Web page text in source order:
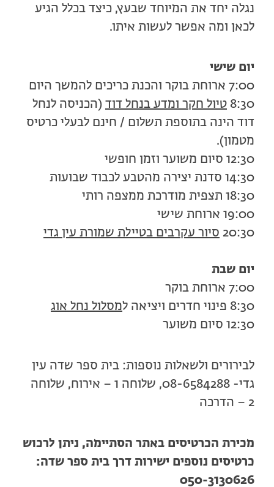
נגלה יחד את המיוחד שבעץ, כיצד בכלל הגיע
לכאן ומה אפשר לעשות איתו.
יום שישי
7:00 ארוחת בוקר והכנת כריכים להמשך היום
8:30 טיול חקר ומדע בנחל דוד (הכניסה לנחל
דוד הינה בתוספת תשלום / חינם לבעלי כרטיס
מטמון).
12:30 סיום משוער וזמן חופשי
14:30 סדנת יצירה מהטבע לכבוד שבועות
18:30 תצפית מודרכת ממצפה רותי
19:00 ארוחת שישי
20:30 סיור עקרבים בטיילת שמורת עין גדי
יום שבת
7:00 ארוחת בוקר
8:30 פינוי חדרים ויציאה ל
מסלול נחל אוג
12:30 סיום משוער
לבירורים ולשאלות נוספות: בית ספר שדה עין
גדי- 08-6584288, שלוחה 1 – אירוח, שלוחה
2 – הדרכה
מכירת הכרטיסים באתר הסתיימה, ניתן לרכוש
כרטיסים נוספים ישירות דרך בית ספר שדה:
050-3130626